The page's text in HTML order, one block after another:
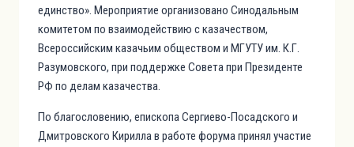
единство». Мероприятие организовано Синодальным
комитетом по взаимодействию с казачеством,
Всероссийским казачьим обществом и МГУТУ им. К.Г.
Разумовского, при поддержке Совета при Президенте
РФ по делам казачества.
По благословению, епископа Сергиево-Посадского и
Дмитровского Кирилла в работе форума принял участие